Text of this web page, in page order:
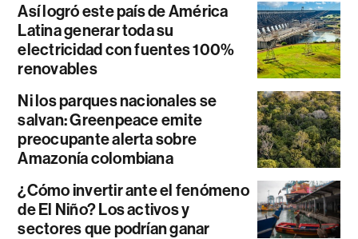
Así logró este país de América
Latina generar toda su
electricidad con fuentes 100%
renovables
Ni los parques nacionales se
salvan: Greenpeace emite
preocupante alerta sobre
Amazonía colombiana
¿Cómo invertir ante el fenómeno
de El Niño? Los activos y
sectores que podrían ganar